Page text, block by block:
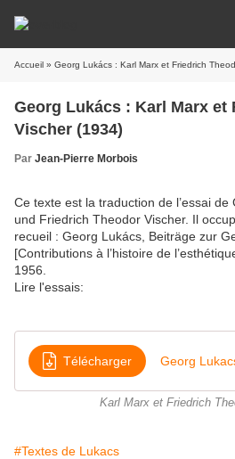
Accueil » Georg Lukács : Karl Marx et Friedrich
Georg Lukács : Karl Marx et
Vischer (1934)
Par Jean-Pierre Morbois
Ce texte est la traduction de l’essai
und Friedrich Theodor Vischer. Il
recueil : Georg Lukács, Beiträge zur
[Contributions à l’histoire de
1956.
Lire l'essais:
Télécharger
Karl Marx et Friedrich
#Textes de Lukacs